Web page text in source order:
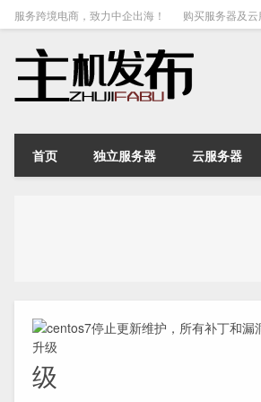
服务跨境电商，致力中企出海！ 购买服务器及云
首页 独立服务器 云服务器
级